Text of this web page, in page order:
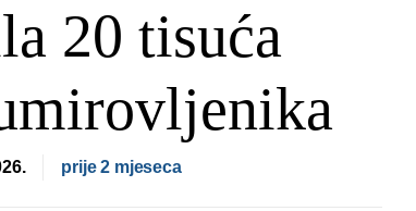
20 tisuća
prije 2 mjeseca